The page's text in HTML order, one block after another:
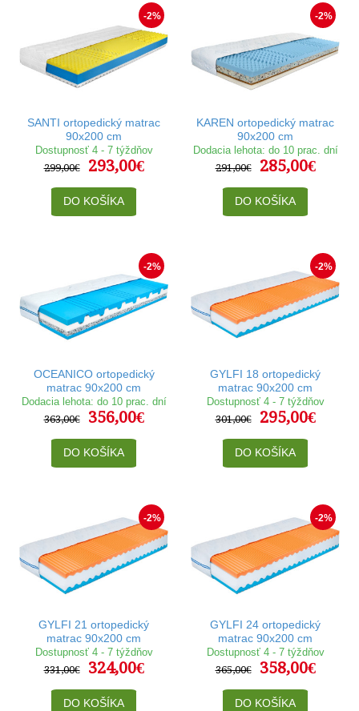
-2%
SANTI ortopedický matrac
90x200 cm
Dostupnosť 4 - 7 týždňov
299,00€
293,00€
DO KOŠÍKA
-2%
KAREN ortopedický matrac
90x200 cm
Dodacia lehota: do 10 prac. dní
291,00€
285,00€
DO KOŠÍKA
-2%
OCEANICO ortopedický
matrac 90x200 cm
Dodacia lehota: do 10 prac. dní
363,00€
356,00€
DO KOŠÍKA
-2%
GYLFI 18 ortopedický
matrac 90x200 cm
Dostupnosť 4 - 7 týždňov
301,00€
295,00€
DO KOŠÍKA
-2%
GYLFI 21 ortopedický
matrac 90x200 cm
Dostupnosť 4 - 7 týždňov
331,00€
324,00€
DO KOŠÍKA
-2%
GYLFI 24 ortopedický
matrac 90x200 cm
Dostupnosť 4 - 7 týždňov
365,00€
358,00€
DO KOŠÍKA